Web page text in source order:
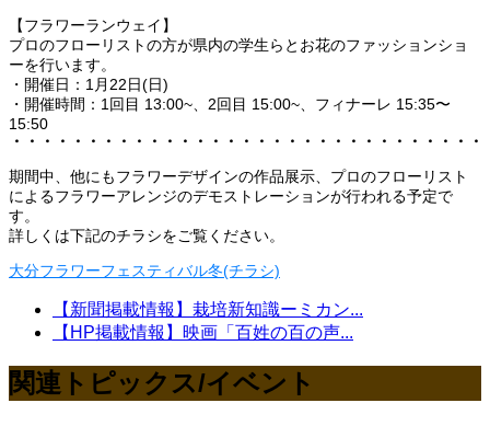
【フラワーランウェイ】
プロのフローリストの方が県内の学生らとお花のファッションショ
ーを行います。
・開催日：1月22日(日)
・開催時間：1回目 13:00~、2回目 15:00~、フィナーレ 15:35〜
15:50
・・・・・・・・・・・・・・・・・・・・・・・・・・・・・・・
期間中、他にもフラワーデザインの作品展示、プロのフローリスト
によるフラワーアレンジのデモストレーションが行われる予定で
す。
詳しくは下記のチラシをご覧ください。
大分フラワーフェスティバル冬(チラシ)
【新聞掲載情報】栽培新知識ーミカン...
【HP掲載情報】映画「百姓の百の声...
関連トピックス/イベント